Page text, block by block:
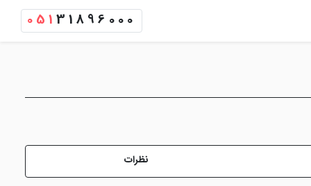
051 31896000
نظرات